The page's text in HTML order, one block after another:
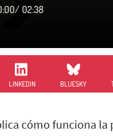
/ 02:38
LINKEDIN BLUESKY
cómo funciona la